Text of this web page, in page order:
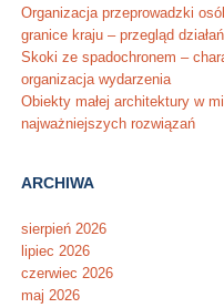
Organizacja przeprowadzki
granice kraju – przegląd działań
Skoki ze spadochronem –
organizacja wydarzenia
Obiekty małej architektury w
najważniejszych rozwiązań
ARCHIWA
sierpień 2026
lipiec 2026
czerwiec 2026
maj 2026